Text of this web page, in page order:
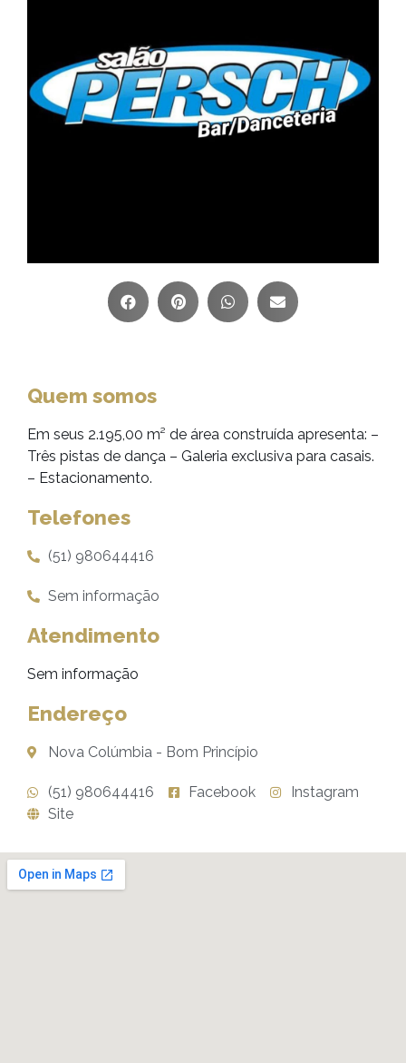
Quem somos
Em seus 2.195,00 m² de área construída apresenta: –
Três pistas de dança – Galeria exclusiva para casais.
– Estacionamento.
Telefones
(51) 980644416
Sem informação
Atendimento
Sem informação
Endereço
Nova Colúmbia - Bom Princípio
(51) 980644416 Facebook
Instagram
Site